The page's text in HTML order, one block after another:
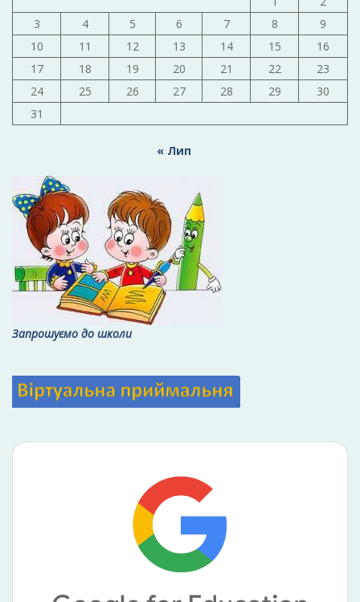
3
4 5 6 7 8
9
10
11 12 13 14 15
16
17
18 19 20 21 22
23
24
25 26 27 28 29
30
31
« Лип
Запрошуємо до школи